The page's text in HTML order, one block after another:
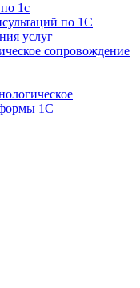
1с
по 1С
услуг
сопровождение
1С